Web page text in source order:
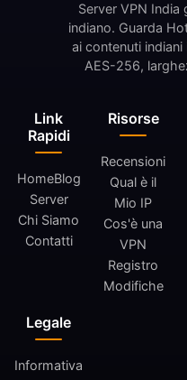
Link
Rapidi
HomeBlog
Server
Chi Siamo
Contatti
Risorse
Recensioni
Qual è il
Mio IP
Cos'è una
VPN
Registro
Modifiche
Legale
Informativa
Server VPN
indiano. Guarda
ai contenuti
AES-256,